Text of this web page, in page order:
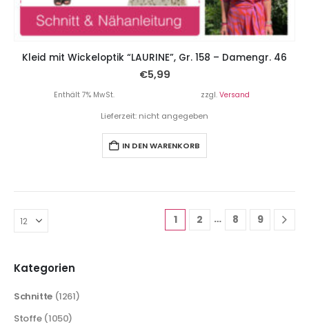
Kleid mit Wickeloptik “LAURINE”, Gr. 158 – Damengr. 46
€5,99
Enthält 7% MwSt. zzgl. Versand
Lieferzeit: nicht angegeben
IN DEN WARENKORB
1 2 … 8 9
Kategorien
Schnitte (1261)
Stoffe (1050)